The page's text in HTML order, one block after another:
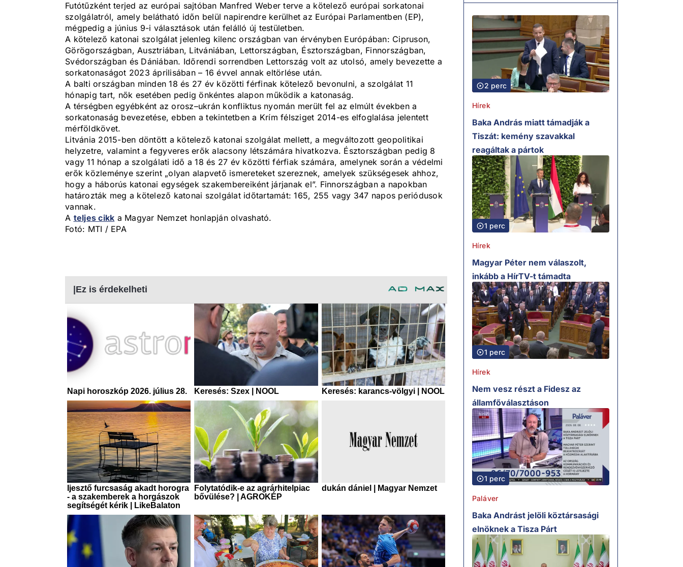
Futótűzként terjed az európai sajtóban Manfred Weber terve a kötelező európai sorkatonai
szolgálatról, amely belátható időn belül napirendre kerülhet az Európai Parlamentben (EP),
mégpedig a június 9-i választások után felálló új testületben.
A kötelező katonai szolgálat jelenleg kilenc országban van érvényben Európában: Cipruson,
Görögországban, Ausztriában, Litvániában, Lettországban, Észtországban, Finnországban,
Svédországban és Dániában. Időrendi sorrendben Lettország volt az utolsó, amely bevezette a
sorkatonaságot 2023 áprilisában – 16 évvel annak eltörlése után.
A balti országban minden 18 és 27 év közötti férfinak kötelező bevonulni, a szolgálat 11
hónapig tart, nők esetében pedig önkéntes alapon működik a katonaság.
A térségben egyébként az orosz–ukrán konfliktus nyomán merült fel az elmúlt években a
sorkatonaság bevezetése, ebben a tekintetben a Krím félsziget 2014-es elfoglalása jelentett
mérföldkövet.
Litvánia 2015-ben döntött a kötelező katonai szolgálat mellett, a megváltozott geopolitikai
helyzetre, valamint a fegyveres erők alacsony létszámára hivatkozva. Észtországban pedig 8
vagy 11 hónap a szolgálati idő a 18 és 27 év közötti férfiak számára, amelynek során a védelmi
erők közleménye szerint „olyan alapvető ismereteket szereznek, amelyek szükségesek ahhoz,
hogy a háborús katonai egységek szakembereiként járjanak el”. Finnországban a napokban
határozták meg a kötelező katonai szolgálat időtartamát: 165, 255 vagy 347 napos periódusok
vannak.
A teljes cikk a Magyar Nemzet honlapján olvasható.
Fotó: MTI / EPA
2 perc
Hírek
Baka András miatt támadják a
Tiszát: kemény szavakkal
reagáltak a pártok
1 perc
Hírek
Magyar Péter nem válaszolt,
inkább a HírTV-t támadta
1 perc
Hírek
Nem vesz részt a Fidesz az
államfőválasztáson
1 perc
Paláver
Baka Andrást jelöli köztársasági
elnöknek a Tisza Párt